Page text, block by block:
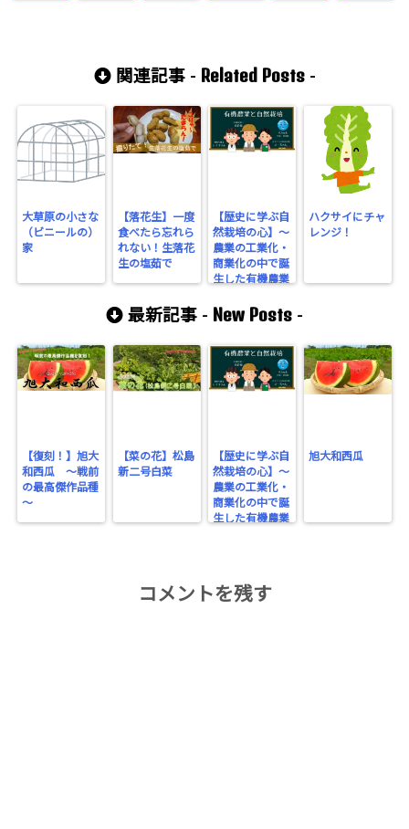
関連記事 - Related Posts-
大草原の小さな
（ビニールの）
家
【落花生】一度
食べたら忘れら
れない！生落花
生の塩茹で
【歴史に学ぶ自
然栽培の心】～
農業の工業化・
商業化の中で誕
生した有機農業
ハクサイにチャ
レンジ！
最新記事 - New Posts -
【復刻！】旭大
和西瓜 ～戦前
の最高傑作品種
～
【菜の花】松島
新二号白菜
【歴史に学ぶ自
然栽培の心】～
農業の工業化・
商業化の中で誕
生した有機農業
旭大和西瓜
コメントを残す